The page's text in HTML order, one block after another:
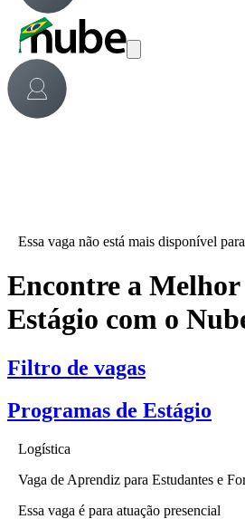
Essa vaga não está mais disponível
Encontre a Melhor
Estágio com o
Filtro de vagas
Programas de Estágio
Logística
Vaga de Aprendiz para Estudantes e
Essa vaga é para atuação presencial